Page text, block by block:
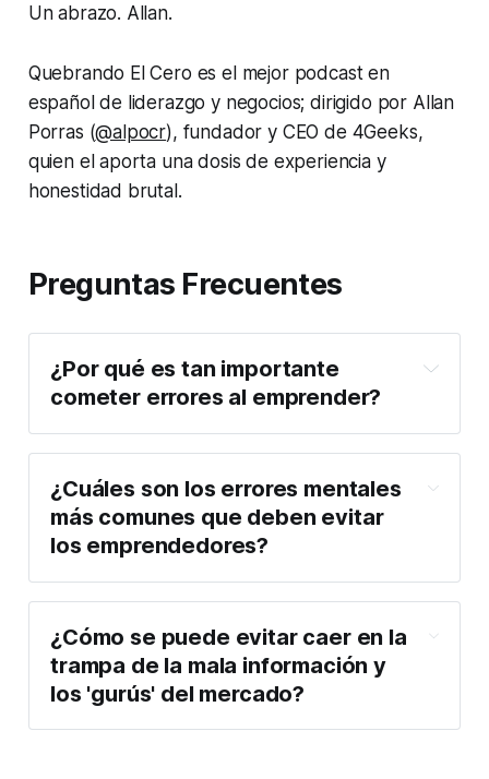
Un abrazo. Allan.
Quebrando El Cero es el mejor podcast en
español de liderazgo y negocios; dirigido por Allan
Porras (@alpocr), fundador y CEO de 4Geeks,
quien el aporta una dosis de experiencia y
honestidad brutal.
Preguntas Frecuentes
¿Por qué es tan importante
cometer errores al emprender?
¿Cuáles son los errores mentales
más comunes que deben evitar
los emprendedores?
¿Cómo se puede evitar caer en la
trampa de la mala información y
los 'gurús' del mercado?